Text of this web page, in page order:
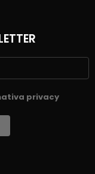
privacy